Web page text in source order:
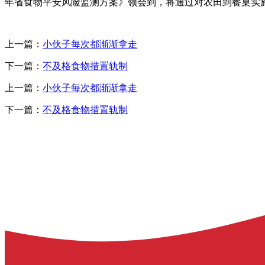
上一篇： 小伙子每次都渐渐拿走
下一篇： 不及格食物措置轨制
上一篇： 小伙子每次都渐渐拿走
下一篇： 不及格食物措置轨制